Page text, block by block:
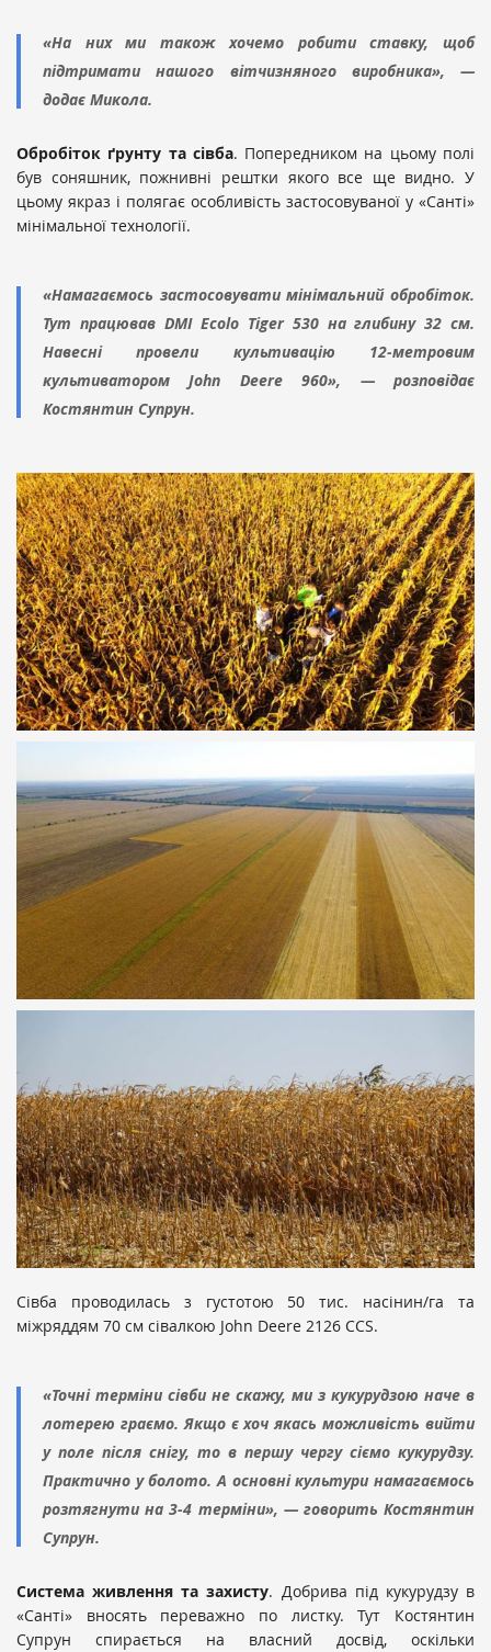
«На них ми також хочемо робити ставку, щоб
підтримати нашого вітчизняного виробника», —
додає Микола.
Обробіток ґрунту та сівба. Попередником на цьому полі
був соняшник, пожнивні рештки якого все ще видно. У
цьому якраз і полягає особливість застосовуваної у «Санті»
мінімальної технології.
«Намагаємось застосовувати мінімальний обробіток.
Тут працював DMI Ecolo Tiger 530 на глибину 32 см.
Навесні провели культивацію 12-метровим
культиватором John Deere 960», — розповідає
Костянтин Супрун.
Сівба проводилась з густотою 50 тис. насінин/га та
міжряддям 70 см сівалкою John Deere 2126 CCS.
«Точні терміни сівби не скажу, ми з кукурудзою наче в
лотерею граємо. Якщо є хоч якась можливість вийти
у поле після снігу, то в першу чергу сіємо кукурудзу.
Практично у болото. А основні культури намагаємось
розтягнути на 3-4 терміни», — говорить Костянтин
Супрун.
Система живлення та захисту. Добрива під кукурудзу в
«Санті» вносять переважно по листку. Тут Костянтин
Супрун спирається на власний досвід, оскільки